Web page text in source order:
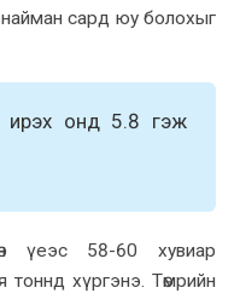
сард юу болохыг
ирэх онд 5.8 гэж
үеэс 58-60 хувиар
хүргэнэ. Төмрийн